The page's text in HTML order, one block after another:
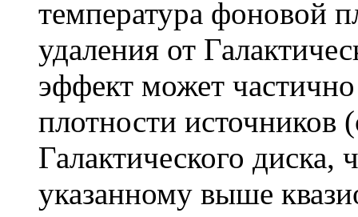
температура фоновой
удаления от
эффект может
плотности источников
Галактического
указанному выше